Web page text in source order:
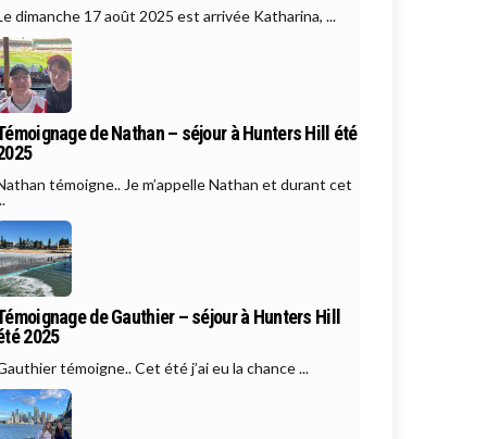
dimanche 17 août 2025 est arrivée Katharina, ...
de Nathan – séjour à Hunters Hill été
témoigne.. Je m’appelle Nathan et durant cet
de Gauthier – séjour à Hunters Hill
2025
témoigne.. Cet été j’ai eu la chance ...